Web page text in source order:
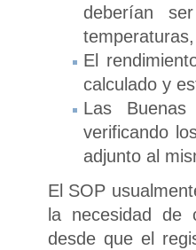
deberían
El
calculado y
Las
verificando
adjunto al
El SOP
la necesidad de
desde que el